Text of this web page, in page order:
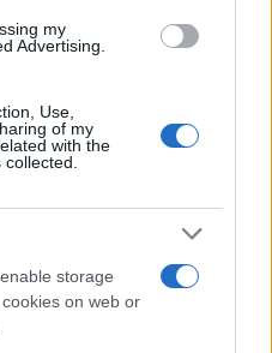
my
Advertising.
Use,
of my
with the
storage
on web or
anti-Covid
Successiva
violenta la
alla figlia neonata,
Castelli Romani